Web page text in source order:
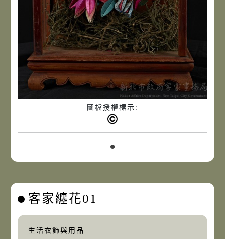
圖檔授權標示:
客家纏花01
生活衣飾與用品